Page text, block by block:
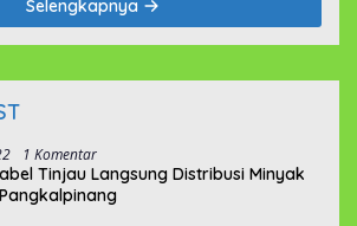
Selengkapnya
1 Komentar
Tinjau Langsung Distribusi Minyak